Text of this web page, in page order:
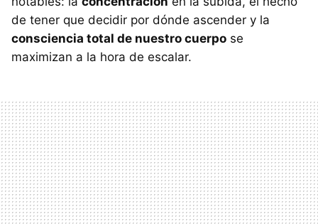
de tener que decidir por dónde ascender y la
consciencia total de nuestro cuerpo se
maximizan a la hora de escalar.